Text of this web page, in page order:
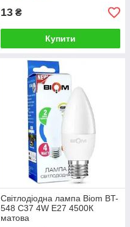
13 ₴
Купити
Світлодіодна лампа Biom BT-
548 C37 4W E27 4500К
матова